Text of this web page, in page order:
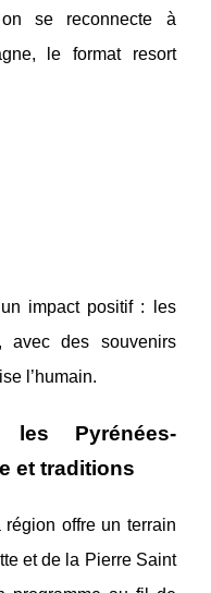
se reconnecte à
le format resort
impact positif : les
avec des souvenirs
l’humain.
Pyrénées-
et traditions
offre un terrain
et de la Pierre Saint